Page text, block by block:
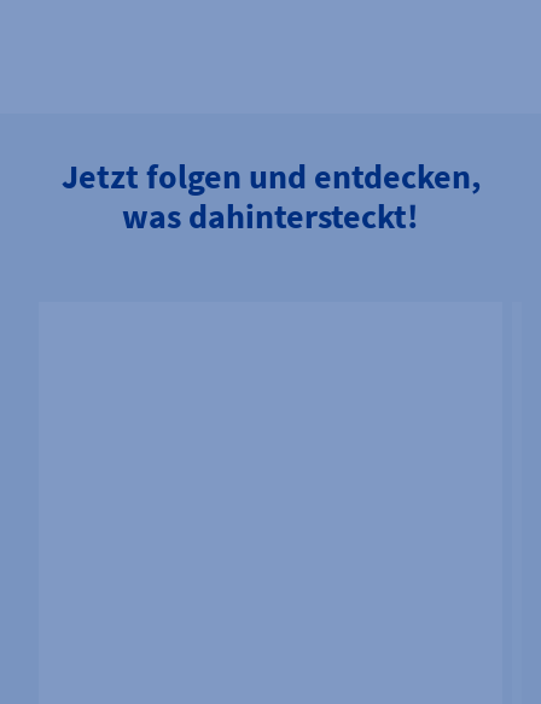
Jetzt folgen und entdecken,
was dahintersteckt!